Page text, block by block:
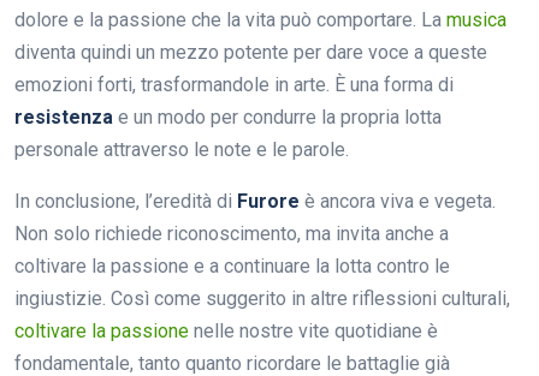
dolore e la passione che la vita può comportare. La musica
diventa quindi un mezzo potente per dare voce a queste
emozioni forti, trasformandole in arte. È una forma di
resistenza e un modo per condurre la propria lotta
personale attraverso le note e le parole.
In conclusione, l’eredità di Furore è ancora viva e vegeta.
Non solo richiede riconoscimento, ma invita anche a
coltivare la passione e a continuare la lotta contro le
ingiustizie. Così come suggerito in altre riflessioni culturali,
coltivare la passione nelle nostre vite quotidiane è
fondamentale, tanto quanto ricordare le battaglie già